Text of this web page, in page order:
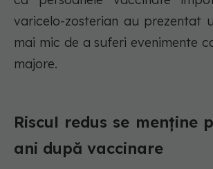
varicelo-zosterian au prezentat
mai mic de a suferi evenimente
majore.
Riscul redus se menține
ani după vaccinare